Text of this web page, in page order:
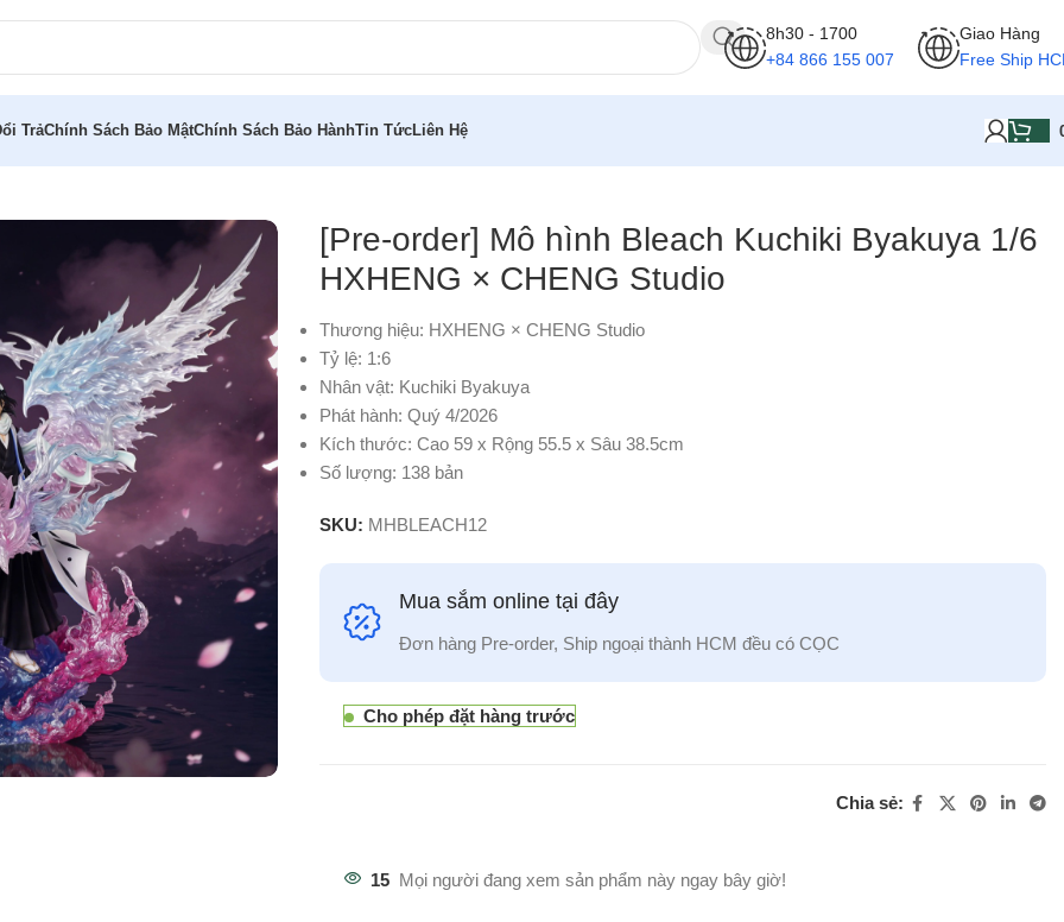
8h30 - 1700
+84 866 155 007
Giao Hàng
Free Ship
TrảChính Sách Bảo MậtChính Sách Bảo HànhTin TứcLiên Hệ
[Pre-order] Mô hình Bleach Kuchiki Byakuya 1/6
HXHENG × CHENG Studio
Thương hiệu: HXHENG × CHENG Studio
Tỷ lệ: 1:6
Nhân vật: Kuchiki Byakuya
Phát hành: Quý 4/2026
Kích thước: Cao 59 x Rộng 55.5 x Sâu 38.5cm
Số lượng: 138 bản
SKU: MHBLEACH12
Mua sắm online tại đây
Đơn hàng Pre-order, Ship ngoại thành HCM đều có CỌC
Cho phép đặt hàng trước
Chia sẻ:
15 Mọi người đang xem sản phẩm này ngay bây giờ!